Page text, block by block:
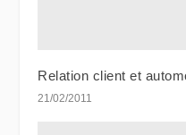
Relation client et
21/02/2011